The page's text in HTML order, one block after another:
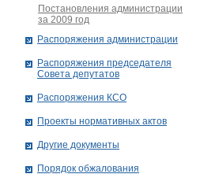
Постановления администрации
за 2009 год
Распоряжения администрации
Распоряжения председателя
Совета депутатов
Распоряжения КСО
Проекты нормативных актов
Другие документы
Порядок обжалования